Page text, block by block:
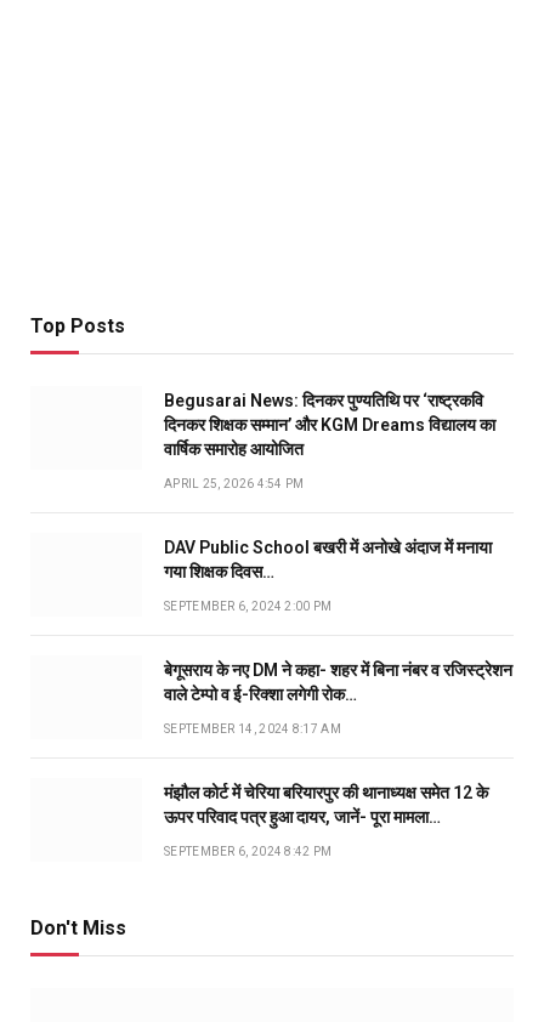
Top Posts
Begusarai News: दिनकर पुण्यतिथि पर ‘राष्ट्रकवि
दिनकर शिक्षक सम्मान’ और KGM Dreams विद्यालय का
वार्षिक समारोह आयोजित
APRIL 25, 2026 4:54 PM
DAV Public School बखरी में अनोखे अंदाज में मनाया
गया शिक्षक दिवस…
SEPTEMBER 6, 2024 2:00 PM
बेगूसराय के नए DM ने कहा- शहर में बिना नंबर व रजिस्ट्रेशन
वाले टेम्पो व ई-रिक्शा लगेगी रोक…
SEPTEMBER 14, 2024 8:17 AM
मंझौल कोर्ट में चेरिया बरियारपुर की थानाध्यक्ष समेत 12 के
ऊपर परिवाद पत्र हुआ दायर, जानें- पूरा मामला…
SEPTEMBER 6, 2024 8:42 PM
Don't Miss